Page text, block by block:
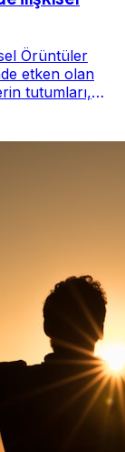
Örüntüler
etken olan
tutumları,